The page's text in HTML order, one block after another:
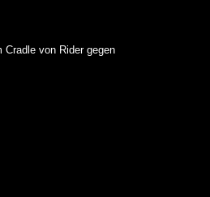
von Rider gegen